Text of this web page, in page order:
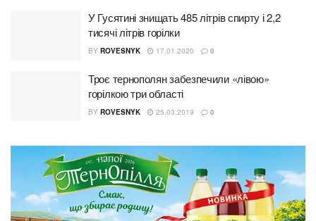
У Гусятині знищать 485 літрів спирту і 2,2
тисячі літрів горілки
BY ROVESNYK 17.01.2020 0
Троє тернополян забезпечили «лівою»
горілкою три області
BY ROVESNYK 25.03.2019 0